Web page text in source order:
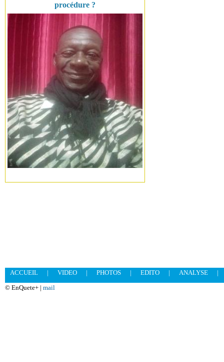
procédure ?
ACCUEIL | VIDEO | PHOTOS | EDITO | ANALYSE
|
© EnQuete+ | mail